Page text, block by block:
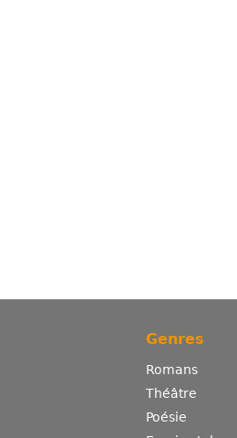
Genres
Romans
Théâtre
Poésie